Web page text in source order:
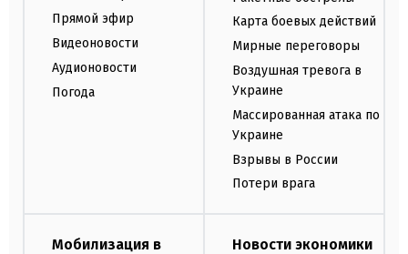
Прямой эфир
Видеоновости
Аудионовости
Погода
Карта боевых действий
Мирные переговоры
Воздушная тревога в
Украине
Массированная атака по
Украине
Взрывы в России
Потери врага
Мобилизация в
Новости экономики